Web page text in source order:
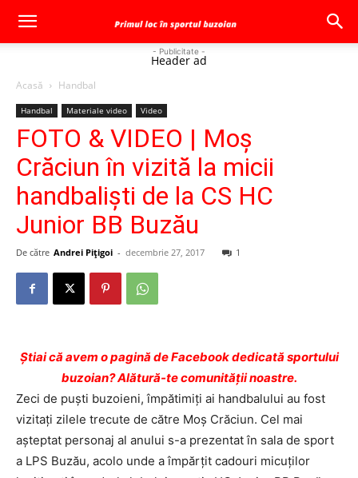
- Publicitate -
Header ad
Acasă Handbal
Handbal Materiale video Video
FOTO & VIDEO | Moş
Crăciun în vizită la micii
handbalişti de la CS HC
Junior BB Buzău
De către Andrei Pițigoi - decembrie 27, 2017 1
Ştiai că avem o pagină de Facebook dedicată sportului
buzoian? Alătură-te comunității noastre.
Zeci de puşti buzoieni, împătimiţi ai handbalului au fost
vizitaţi zilele trecute de către Moş Crăciun. Cel mai
aşteptat personaj al anului s-a prezentat în sala de sport
a LPS Buzău, acolo unde a împărţit cadouri micuţilor